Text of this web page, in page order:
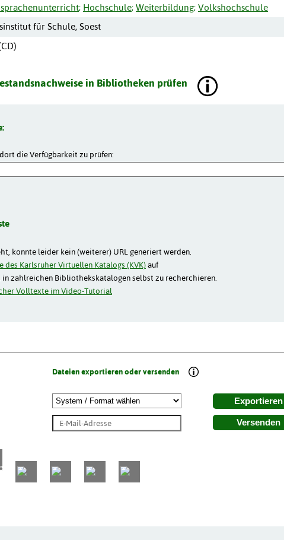
; Hochschule; Weiterbildung; Volkshochschule
für Schule, Soest
in Bibliotheken prüfen
die Verfügbarkeit zu prüfen:
konnte leider kein (weiterer) URL generiert werden.
des Karlsruher Virtuellen Katalogs (KVK)auf
zahlreichen Bibliothekskatalogen selbst zu recherchieren.
Volltexte im Video-Tutorial
Dateien exportieren oder versenden
Exportieren
Versenden